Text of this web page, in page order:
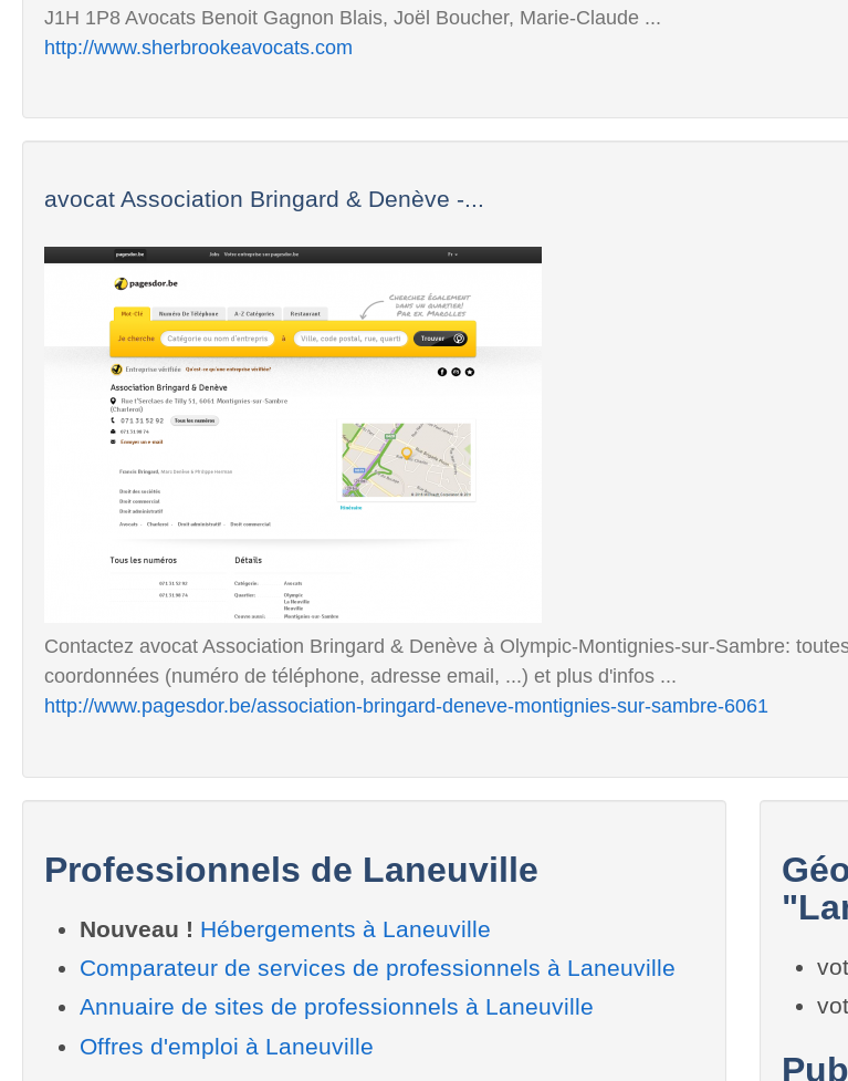
J1H 1P8 Avocats Benoit Gagnon Blais, Joël Boucher, Marie-Claude ...
http://www.sherbrookeavocats.com
avocat Association Bringard & Denève -...
Contactez avocat Association Bringard & Denève à Olympic-Montignies-sur-Sambre:
coordonnées (numéro de téléphone, adresse email, ...) et plus d'infos ...
http://www.pagesdor.be/association-bringard-deneve-montignies-sur-sambre-6061
Professionnels de Laneuville
Nouveau ! Hébergements à Laneuville
Comparateur de services de professionnels à Laneuville
Annuaire de sites de professionnels à Laneuville
Offres d'emploi à Laneuville